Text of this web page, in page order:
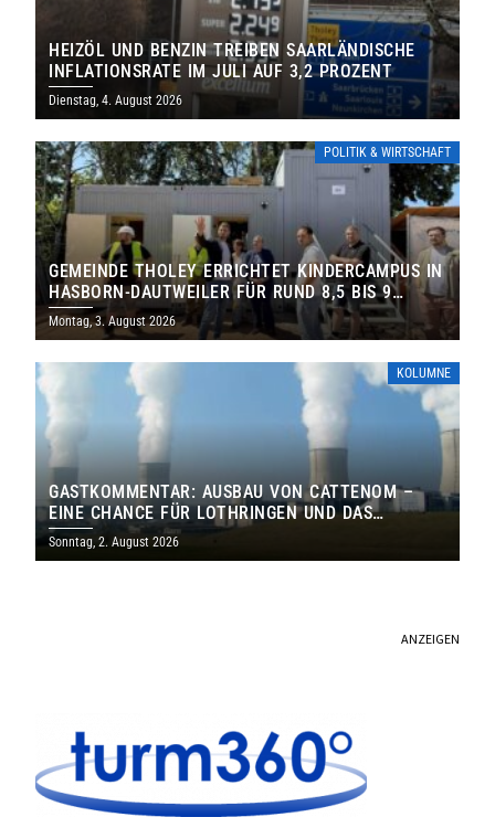
HEIZÖL UND BENZIN TREIBEN SAARLÄNDISCHE
INFLATIONSRATE IM JULI AUF 3,2 PROZENT
Dienstag, 4. August 2026
POLITIK & WIRTSCHAFT
GEMEINDE THOLEY ERRICHTET KINDERCAMPUS IN
HASBORN-DAUTWEILER FÜR RUND 8,5 BIS 9
MILLIONEN EURO
Montag, 3. August 2026
KOLUMNE
GASTKOMMENTAR: AUSBAU VON CATTENOM –
EINE CHANCE FÜR LOTHRINGEN UND DAS
SAARLAND
Sonntag, 2. August 2026
ANZEIGEN